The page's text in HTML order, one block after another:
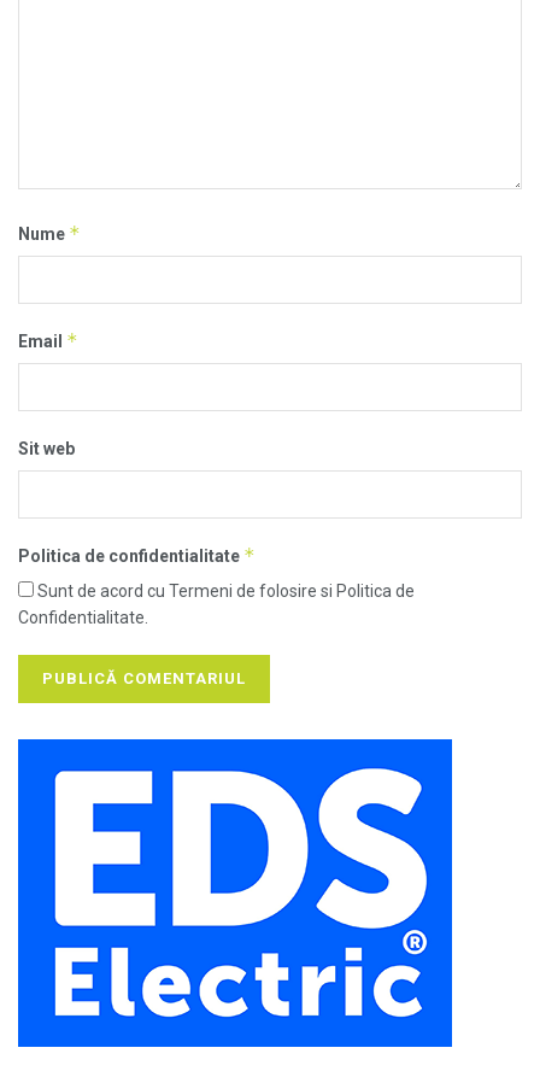
Nume *
Email *
Sit web
Politica de confidentialitate *
Sunt de acord cu Termeni de folosire si Politica de
Confidentialitate.